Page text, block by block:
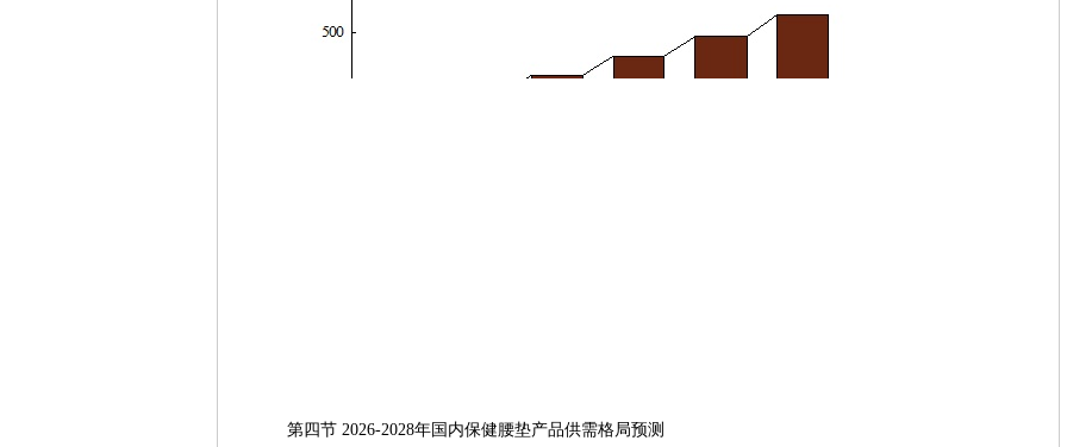
第四节 2026-2028年国内保健腰垫产品供需格局预测